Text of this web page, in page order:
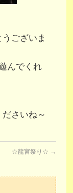
ございま
んでくれ
さいね～
☆龍宮祭り☆ →